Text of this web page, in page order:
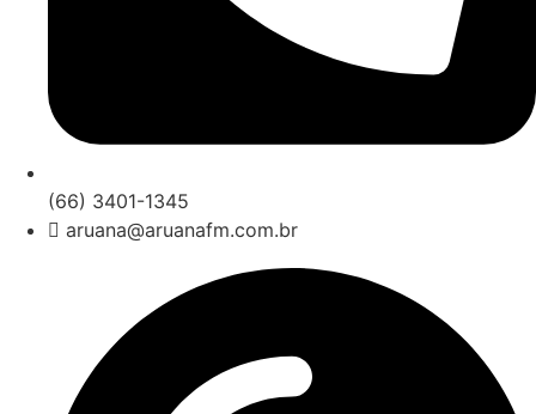
(66) 3401-1345
aruana@aruanafm.com.br